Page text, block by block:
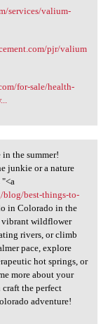
services/valium-
pjr/valium
for-sale/health-
life
the summer!
junkie or a nature
"<a
blog/best-things-to-
in Colorado in the
vibrant wildflower
rivers, or climb
pace, explore
hot springs, or
more about your
the perfect
adventure!